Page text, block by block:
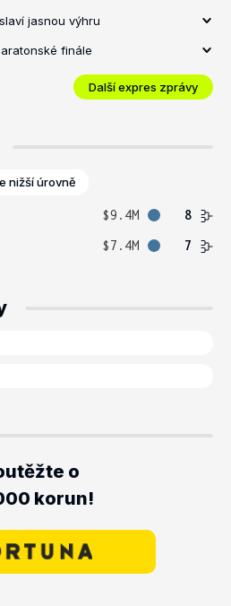
jasnou výhru
finále
Další expres zprávy
nižší úrovně
$9.4M
8
$7.4M 7
o
korun!